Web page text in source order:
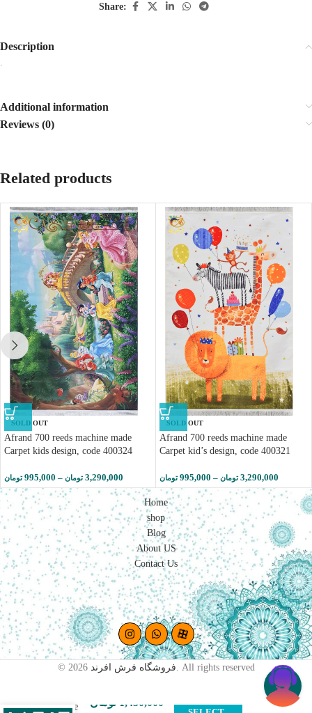
Share:
Description
Additional information
Reviews (0)
Related products
SOLD OUT
Afrand 700 reeds machine made
Carpet kids design, code 400324
995,000 تومان – 3,290,000 تومان
SOLD OUT
Afrand 700 reeds machine made
Carpet kid’s design, code 400321
995,000 تومان – 3,290,000 تومان
Home
shop
Blog
About US
Contact Us
© 2026 فروشگاه فرش افرند . All rights reserved
machine
1,450,000 تومان